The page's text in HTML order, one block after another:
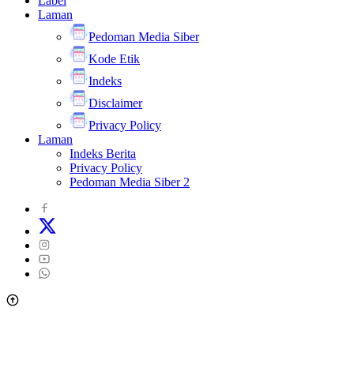
Laman
Pedoman Media Siber
Kode Etik
Indeks
Disclaimer
Privacy Policy
Laman
Indeks Berita
Privacy Policy
Pedoman Media Siber 2